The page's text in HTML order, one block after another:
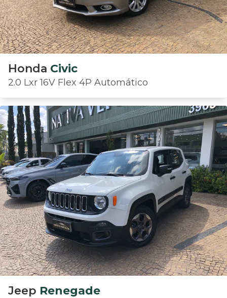
Honda Civic
2.0 Lxr 16V Flex 4P Automático
Jeep Renegade